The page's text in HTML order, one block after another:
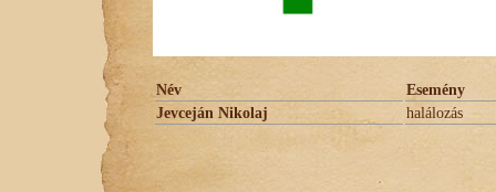
Név
Esemény
Jevceján Nikolaj
halálozás